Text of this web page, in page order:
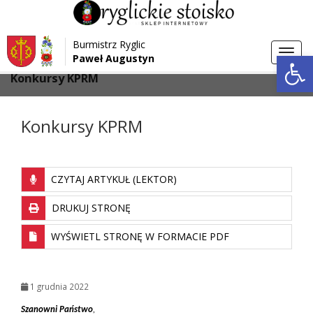
Przejdź do menu
Przejdź do głównej treści strony
Przejdź do stopki strony
Burmistrz Ryglic
Paweł Augustyn
Strona główna > Aktualności
Konkursy KPRM
Konkursy KPRM
CZYTAJ ARTYKUŁ (LEKTOR)
DRUKUJ STRONĘ
WYŚWIETL STRONĘ W FORMACIE PDF
1 grudnia 2022
Szanowni Państwo,